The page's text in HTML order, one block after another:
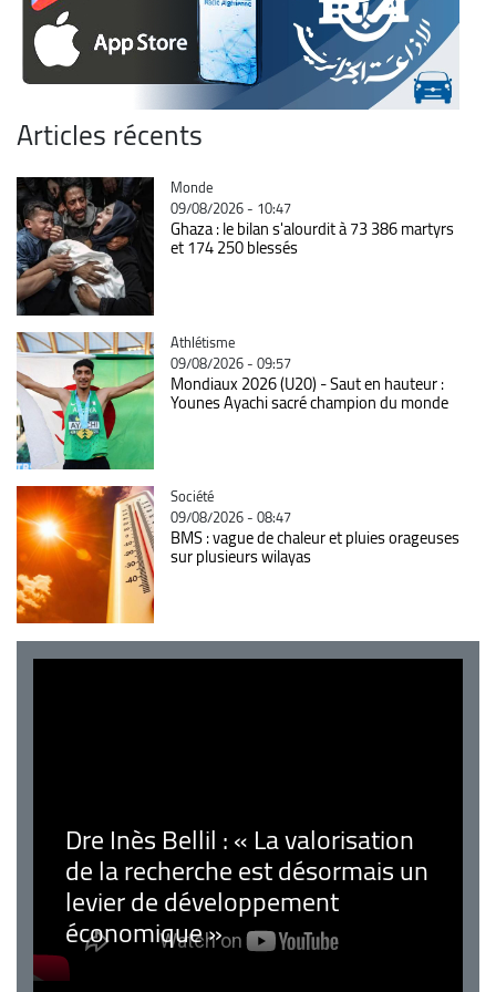
Articles récents
Catégorie
Monde
09/08/2026 - 10:47
Ghaza : le bilan s'alourdit à 73 386 martyrs
et 174 250 blessés
Catégorie
Athlétisme
09/08/2026 - 09:57
Mondiaux 2026 (U20) - Saut en hauteur :
Younes Ayachi sacré champion du monde
Catégorie
Société
09/08/2026 - 08:47
BMS : vague de chaleur et pluies orageuses
sur plusieurs wilayas
Dre Inès Bellil : « La valorisation
de la recherche est désormais un
levier de développement
économique »